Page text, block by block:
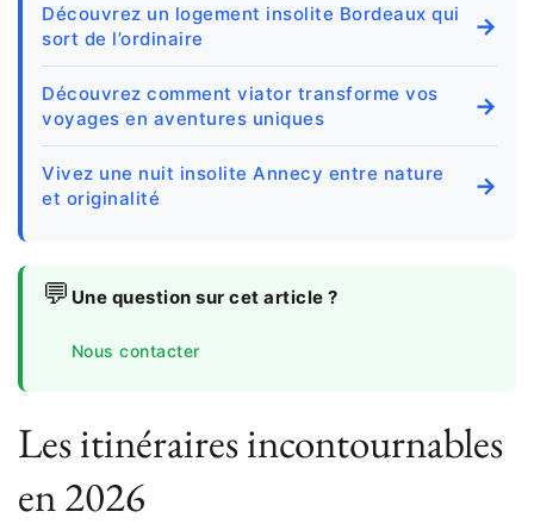
Découvrez un logement insolite Bordeaux qui
sort de l’ordinaire
→
Découvrez comment viator transforme vos
voyages en aventures uniques
→
Vivez une nuit insolite Annecy entre nature
et originalité
→
💬 Une question sur cet article ?
Nous contacter
Les itinéraires incontournables
en 2026